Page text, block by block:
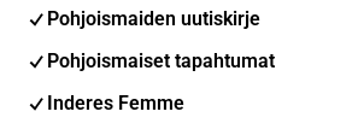
Pohjoismaiden uutiskirje
Pohjoismaiset tapahtumat
Inderes Femme